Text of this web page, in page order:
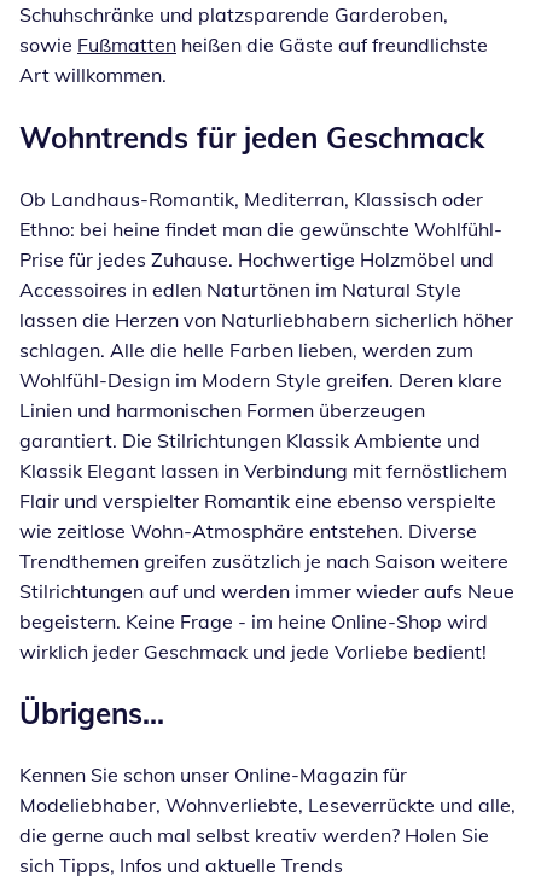
Schuhschränke und platzsparende Garderoben,
sowie Fußmatten heißen die Gäste auf freundlichste
Art willkommen.
Wohntrends für jeden Geschmack
Ob Landhaus-Romantik, Mediterran, Klassisch oder
Ethno: bei heine findet man die gewünschte Wohlfühl-
Prise für jedes Zuhause. Hochwertige Holzmöbel und
Accessoires in edlen Naturtönen im Natural Style
lassen die Herzen von Naturliebhabern sicherlich höher
schlagen. Alle die helle Farben lieben, werden zum
Wohlfühl-Design im Modern Style greifen. Deren klare
Linien und harmonischen Formen überzeugen
garantiert. Die Stilrichtungen Klassik Ambiente und
Klassik Elegant lassen in Verbindung mit fernöstlichem
Flair und verspielter Romantik eine ebenso verspielte
wie zeitlose Wohn-Atmosphäre entstehen. Diverse
Trendthemen greifen zusätzlich je nach Saison weitere
Stilrichtungen auf und werden immer wieder aufs Neue
begeistern. Keine Frage - im heine Online-Shop wird
wirklich jeder Geschmack und jede Vorliebe bedient!
Übrigens...
Kennen Sie schon unser Online-Magazin für
Modeliebhaber, Wohnverliebte, Leseverrückte und alle,
die gerne auch mal selbst kreativ werden? Holen Sie
sich Tipps, Infos und aktuelle Trends